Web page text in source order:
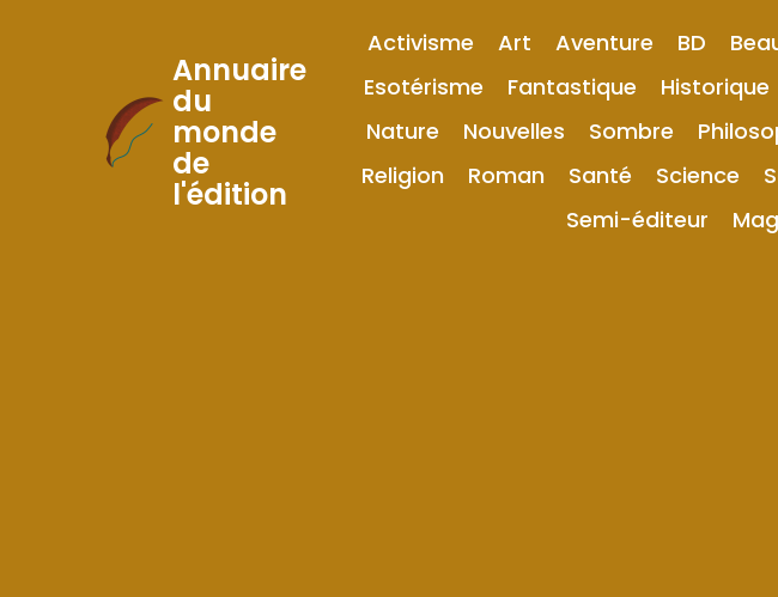
Skip
to
Content
Annuaire
du
monde
de
l'édition
Activisme Art Aventure BD
Esotérisme
Fantastique Historique
Nature
Nouvelles Sombre
Religion
Roman Santé Science
Semi-éditeur